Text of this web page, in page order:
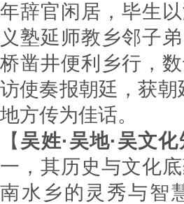
年辞官闲居，毕生
义塾延师教乡邻子
桥凿井便利乡行，
访使奏报朝廷，获朝
地方传为佳话。
【 吴姓·吴地·吴文
一，其历史与文化
南水乡的灵秀与智